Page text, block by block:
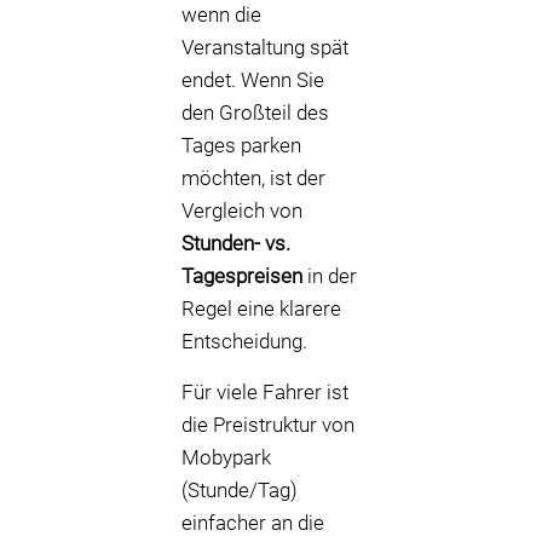
wenn die
Veranstaltung spät
endet. Wenn Sie
den Großteil des
Tages parken
möchten, ist der
Vergleich von
Stunden- vs.
Tagespreisen in der
Regel eine klarere
Entscheidung.
Für viele Fahrer ist
die Preistruktur von
Mobypark
(Stunde/Tag)
einfacher an die